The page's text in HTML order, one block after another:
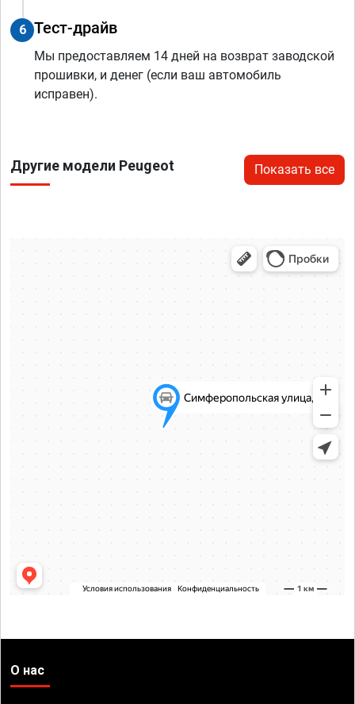
6 Тест-драйв
Мы предоставляем 14 дней на возврат заводской
прошивки, и денег (если ваш автомобиль
исправен).
Другие модели Peugeot Показать все
О нас